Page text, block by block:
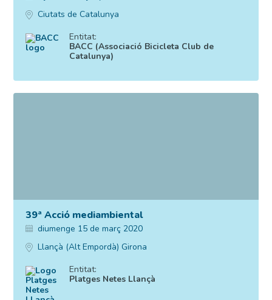
Ciutats de Catalunya
Entitat:
BACC (Associació Bicicleta Club de
Catalunya)
39ª Acció mediambiental
diumenge 15 de març 2020
Llançà (Alt Empordà) Girona
Entitat:
Platges Netes Llançà